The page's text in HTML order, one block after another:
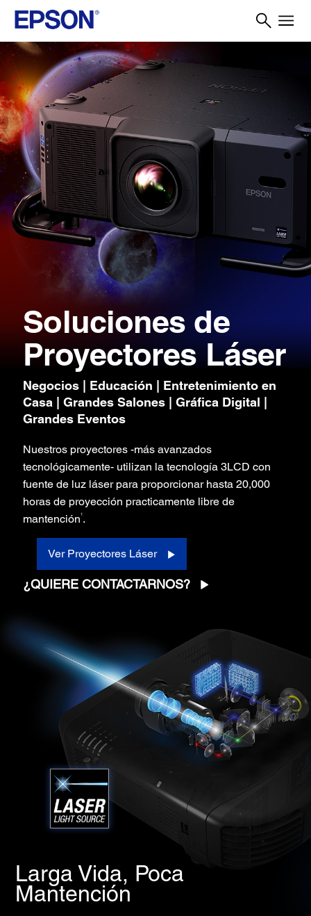
Soluciones de
Proyectores Láser
Negocios | Educación | Entretenimiento en
Casa | Grandes Salones | Gráfica Digital |
Grandes Eventos
Nuestros proyectores -más avanzados
tecnológicamente- utilizan la tecnología 3LCD con
fuente de luz láser para proporcionar hasta 20,000
horas de proyección practicamente libre de
mantención1.
Ver Proyectores Láser
¿QUIERE CONTACTARNOS?
Larga Vida, Poca
Mantención